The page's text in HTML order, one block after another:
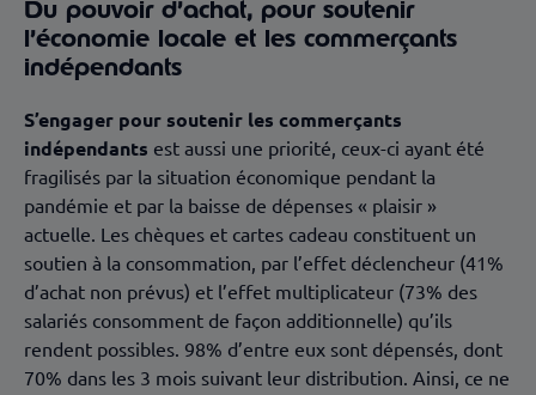
Du pouvoir d’achat, pour soutenir
l’économie locale et les commerçants
indépendants
S’engager pour soutenir les commerçants
indépendants est aussi une priorité, ceux-ci ayant été
fragilisés par la situation économique pendant la
pandémie et par la baisse de dépenses « plaisir »
actuelle. Les chèques et cartes cadeau constituent un
soutien à la consommation, par l’effet déclencheur (41%
d’achat non prévus) et l’effet multiplicateur (73% des
salariés consomment de façon additionnelle) qu’ils
rendent possibles. 98% d’entre eux sont dépensés, dont
70% dans les 3 mois suivant leur distribution. Ainsi, ce ne